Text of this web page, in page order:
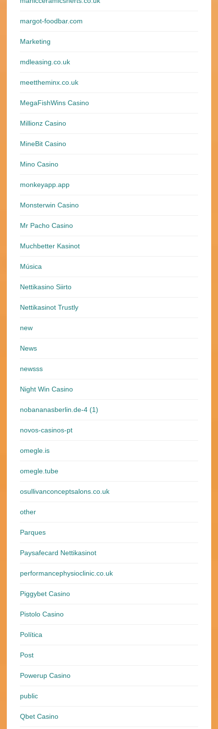
margot-foodbar.com
Marketing
mdleasing.co.uk
meettheminx.co.uk
MegaFishWins Casino
Millionz Casino
MineBit Casino
Mino Casino
monkeyapp.app
Monsterwin Casino
Mr Pacho Casino
Muchbetter Kasinot
Música
Nettikasino Siirto
Nettikasinot Trustly
new
News
newsss
Night Win Casino
nobananasberlin.de-4 (1)
novos-casinos-pt
omegle.is
omegle.tube
osullivanconceptsalons.co.uk
other
Parques
Paysafecard Nettikasinot
performancephysioclinic.co.uk
Piggybet Casino
Pistolo Casino
Política
Post
Powerup Casino
public
Qbet Casino